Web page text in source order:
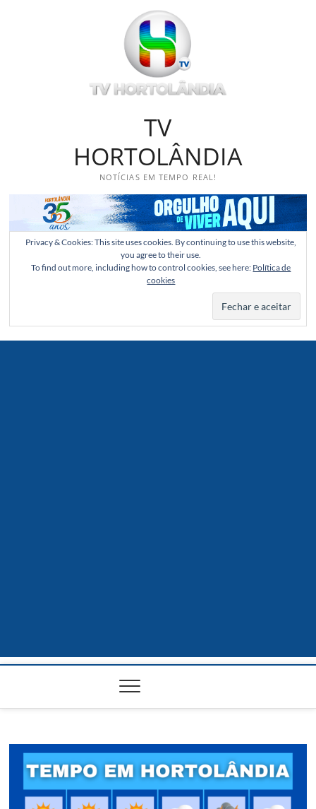
TV
HORTOLÂNDIA
NOTÍCIAS EM TEMPO REAL!
Privacy & Cookies: This site uses cookies. By continuing to use this website,
you agree to their use.
To find out more, including how to control cookies, see here: Política de
cookies